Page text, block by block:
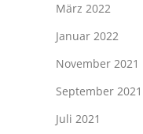
März 2022
Januar 2022
November 2021
September 2021
Juli 2021